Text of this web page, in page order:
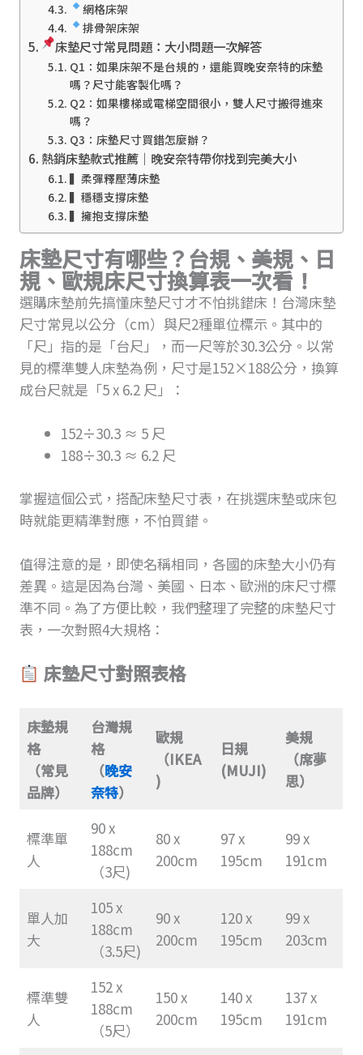
網格床架
排骨架床架
床墊尺寸常見問題：大小問題一次解答
Q1：如果床架不是台規的，還能買晚安奈特的床墊
嗎？尺寸能客製化嗎？
Q2：如果樓梯或電梯空間很小，雙人尺寸搬得進來
嗎？
Q3：床墊尺寸買錯怎麼辦？
熱銷床墊款式推薦｜晚安奈特帶你找到完美大小
▍柔彈釋壓薄床墊
▍穩穩支撐床墊
▍擁抱支撐床墊
床墊尺寸有哪些？台規、美規、日
規、歐規床尺寸換算表一次看！
選購床墊前先搞懂床墊尺寸才不怕挑錯床！台灣床墊
尺寸常見以公分（cm）與尺2種單位標示。其中的
「尺」指的是「台尺」，而一尺等於30.3公分。以常
見的標準雙人床墊為例，尺寸是152×188公分，換算
成台尺就是「5 x 6.2 尺」：
152÷30.3 ≈ 5 尺
188÷30.3 ≈ 6.2 尺
掌握這個公式，搭配床墊尺寸表，在挑選床墊或床包
時就能更精準對應，不怕買錯。
值得注意的是，即使名稱相同，各國的床墊大小仍有
差異。這是因為台灣、美國、日本、歐洲的床尺寸標
準不同。為了方便比較，我們整理了完整的床墊尺寸
表，一次對照4大規格：
床墊尺寸對照表格
床墊規
格
（常見
品牌）
台灣規
格
（晚安
奈特）
歐規
（IKEA
)
日規
(MUJI)
美規
（席夢
思）
標準單
人
90 x
188cm
（3尺)
80 x
200cm
97 x
195cm
99 x
191cm
單人加
大
105 x
188cm
（3.5尺)
90 x
200cm
120 x
195cm
99 x
203cm
標準雙
人
152 x
188cm
（5尺）
150 x
200cm
140 x
195cm
137 x
191cm